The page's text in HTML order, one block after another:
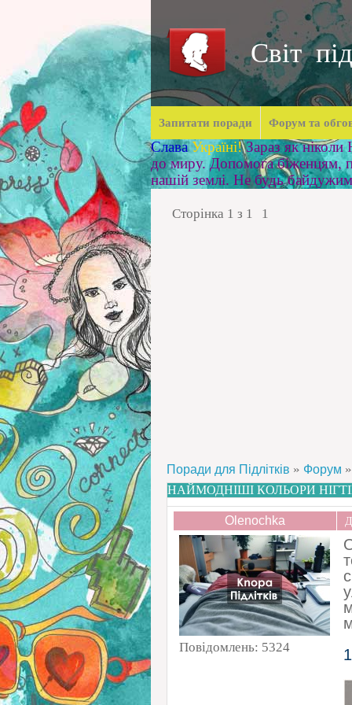
Світ
Запитати поради Форум та
Слава Україні! Зараз як
до миру. Допомога біженцям,
нашій землі. Не будь
Сторінка 1 з 1 1
Поради для Підлітків » Форум »
НАЙМОДНІШІ КОЛЬОРИ
Olenochka
Повідомлень: 5324